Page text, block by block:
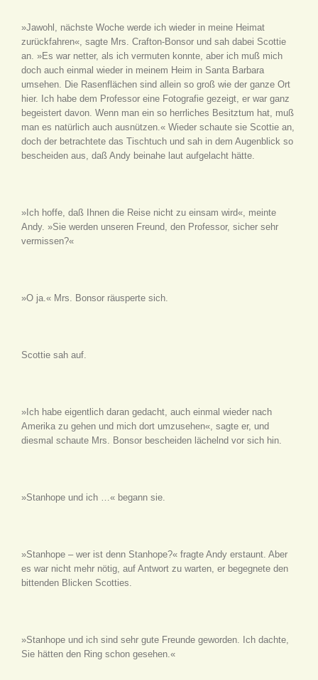
»Jawohl, nächste Woche werde ich wieder in meine Heimat
zurückfahren«, sagte Mrs. Crafton-Bonsor und sah dabei Scottie
an. »Es war netter, als ich vermuten konnte, aber ich muß mich
doch auch einmal wieder in meinem Heim in Santa Barbara
umsehen. Die Rasenflächen sind allein so groß wie der ganze Ort
hier. Ich habe dem Professor eine Fotografie gezeigt, er war ganz
begeistert davon. Wenn man ein so herrliches Besitztum hat, muß
man es natürlich auch ausnützen.« Wieder schaute sie Scottie an,
doch der betrachtete das Tischtuch und sah in dem Augenblick so
bescheiden aus, daß Andy beinahe laut aufgelacht hätte.
»Ich hoffe, daß Ihnen die Reise nicht zu einsam wird«, meinte
Andy. »Sie werden unseren Freund, den Professor, sicher sehr
vermissen?«
»O ja.« Mrs. Bonsor räusperte sich.
Scottie sah auf.
»Ich habe eigentlich daran gedacht, auch einmal wieder nach
Amerika zu gehen und mich dort umzusehen«, sagte er, und
diesmal schaute Mrs. Bonsor bescheiden lächelnd vor sich hin.
»Stanhope und ich …« begann sie.
»Stanhope – wer ist denn Stanhope?« fragte Andy erstaunt. Aber
es war nicht mehr nötig, auf Antwort zu warten, er begegnete den
bittenden Blicken Scotties.
»Stanhope und ich sind sehr gute Freunde geworden. Ich dachte,
Sie hätten den Ring schon gesehen.«